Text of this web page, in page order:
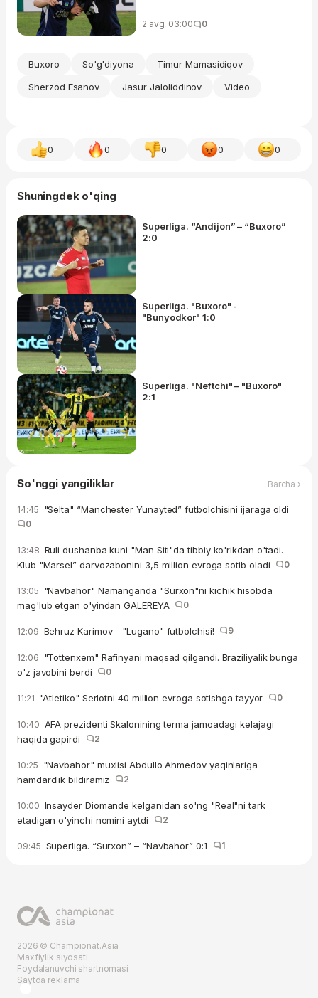
2 avg, 03:00 0
Buxoro So'g'diyona
Timur Mamasidiqov
Sherzod Esanov
Jasur Jaloliddinov Video
0 0 0 0 0
Shuningdek o'qing
Superliga. “Andijon” – “Buxoro”
2:0
Superliga. "Buxoro" -
"Bunyodkor" 1:0
Superliga. "Neftchi" – "Buxoro"
2:1
So'nggi yangiliklar Barcha ›
14:45 "Selta" “Manchester Yunayted” futbolchisini ijaraga oldi
0
13:48 Ruli dushanba kuni "Man Siti"da tibbiy ko'rikdan o'tadi.
Klub "Marsel” darvozabonini 3,5 million evroga sotib oladi
0
13:05 "Navbahor" Namanganda "Surxon"ni kichik hisobda
mag'lub etgan o'yindan GALEREYA
0
12:09 Behruz Karimov - "Lugano" futbolchisi! 9
12:06 "Tottenxem" Rafinyani maqsad qilgandi. Braziliyalik bunga
o'z javobini berdi
0
11:21 "Atletiko" Serlotni 40 million evroga sotishga tayyor 0
10:40 AFA prezidenti Skalonining terma jamoadagi kelajagi
haqida gapirdi
2
10:25 "Navbahor" muxlisi Abdullo Ahmedov yaqinlariga
hamdardlik bildiramiz
2
10:00 Insayder Diomande kelganidan so'ng "Real"ni tark
etadigan o'yinchi nomini aytdi
2
09:45 Superliga. “Surxon” – “Navbahor” 0:1 1
2026 © Championat.Asia
Maxfiylik siyosati
Foydalanuvchi shartnomasi
Saytda reklama